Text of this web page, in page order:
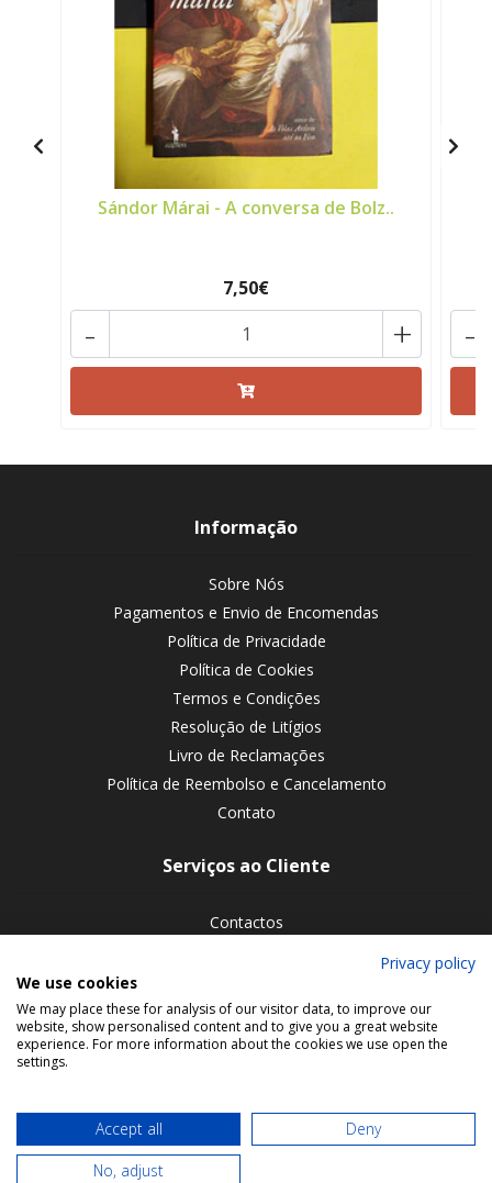
Sándor Márai - A conversa de Bolz..
7,50€
+
- -
Informação
Sobre Nós
Pagamentos e Envio de Encomendas
Política de Privacidade
Política de Cookies
Termos e Condições
Resolução de Litígios
Livro de Reclamações
Política de Reembolso e Cancelamento
Contato
Serviços ao Cliente
Contactos
Siga-nos nas redes sociais
Privacy policy
We use cookies
We may place these for analysis of our visitor data, to improve our
website, show personalised content and to give you a great website
experience. For more information about the cookies we use open the
settings.
Accept all
Deny
No, adjust